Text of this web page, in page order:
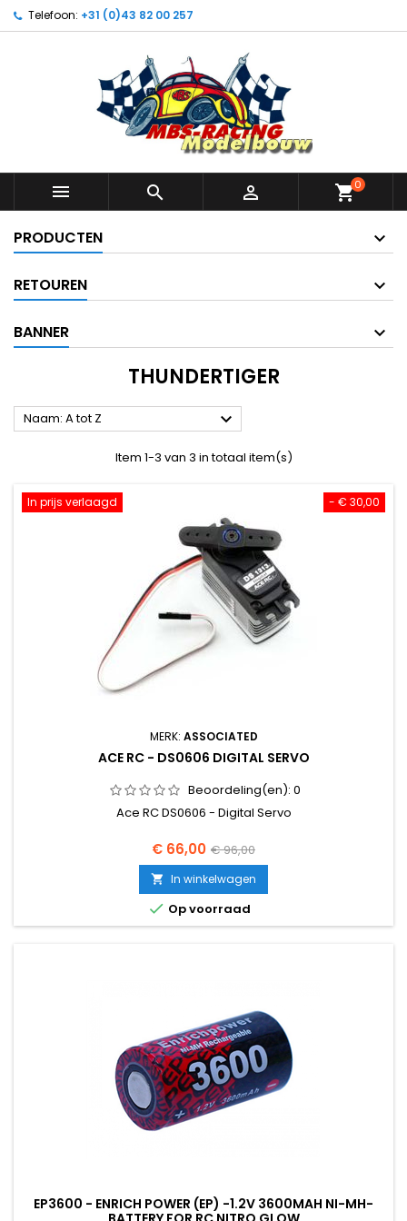
Telefoon: +31 (0)43 82 00 257
   shopping_cart0
PRODUCTEN
RETOUREN
BANNER
THUNDERTIGER
Naam: A tot Z 
Item 1-3 van 3 in totaal item(s)
- € 30,00
In prijs verlaagd
MERK: ASSOCIATED
ACE RC - DS0606 DIGITAL SERVO
Beoordeling(en): 0
Ace RC DS0606 - Digital Servo
Prijs
€ 66,00 Normale
prijs
€ 96,00
 In winkelwagen
 Op voorraad
EP3600 - ENRICH POWER (EP) -1.2V 3600MAH NI-MH-